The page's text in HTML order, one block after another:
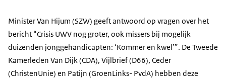
Minister Van Hijum (SZW) geeft antwoord op vragen over het
bericht “Crisis UWV nog groter, ook missers bij mogelijk
duizenden jonggehandicapten: ‘Kommer en kwel’”. De Tweede
Kamerleden Van Dijk (CDA), Vijlbrief (D66), Ceder
(ChristenUnie) en Patijn (GroenLinks- PvdA) hebben deze